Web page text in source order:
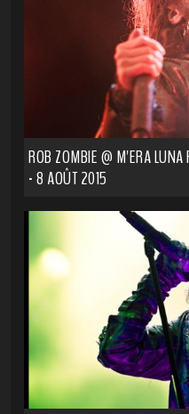
ROB ZOMBIE @ M'ERA LUNA
- 8 AOÛT 2015